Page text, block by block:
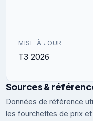
MISE À JOUR
T3 2026
Sources &
Données de référence
les fourchettes de prix